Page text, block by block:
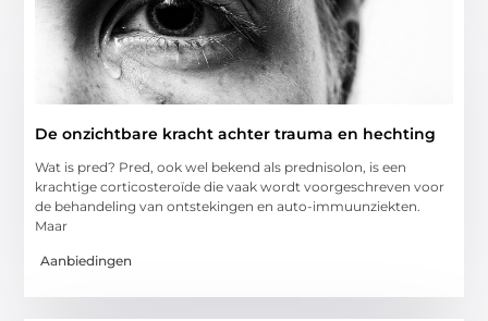
De onzichtbare kracht achter trauma en hechting
Wat is pred? Pred, ook wel bekend als prednisolon, is een
krachtige corticosteroïde die vaak wordt voorgeschreven voor
de behandeling van ontstekingen en auto-immuunziekten.
Maar
Aanbiedingen